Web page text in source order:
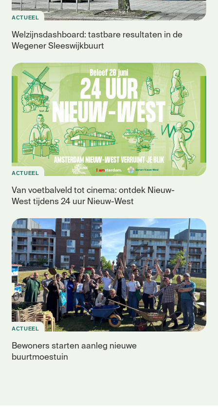
ACTUEEL
Welzijnsdashboard: tastbare resultaten in de
Wegener Sleeswijkbuurt
ACTUEEL
Van voetbalveld tot cinema: ontdek Nieuw-
West tijdens 24 uur Nieuw-West
ACTUEEL
Bewoners starten aanleg nieuwe
buurtmoestuin